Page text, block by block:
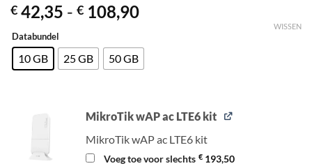
€ 42,35 - € 108,90Prijsklasse:
tot
Databundel
10 GB 25 GB 50 GB
WISSEN
MikroTik wAP ac LTE6 kit
MikroTikwAP ac LTE6 kit
Voeg toe voor slechts € 193,50